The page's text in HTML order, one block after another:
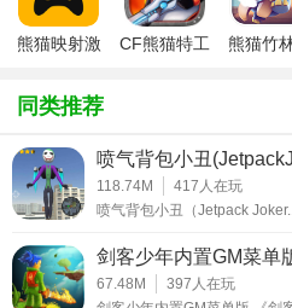
都不要放过。
1、侦探的故事将会在游戏中上
多意想不到的体验。
2、超多的案件等着玩家们前来
找，快去驱散迷雾。
3、凶手总是会隐藏地很好，与
玩法都很给力。
熊猫映射激
下载
CF熊猫特工
熊猫竹
同类推荐
喷气背包小丑
118.74M 417 人在玩
喷气背包小丑（Jetpack
剑客少年内置GM菜单
67.48M 397 人在玩